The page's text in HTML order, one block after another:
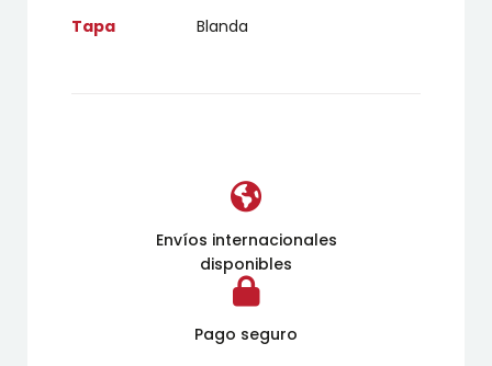
Tapa Blanda
Envíos internacionales
disponibles
Pago seguro